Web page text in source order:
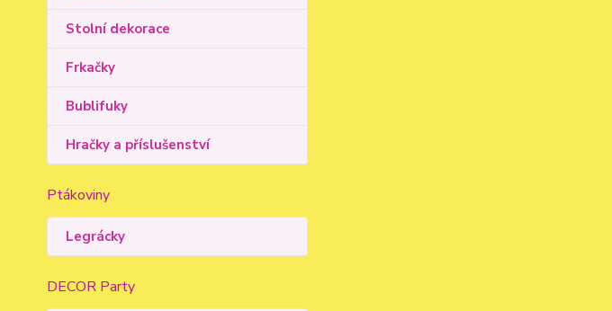
Stolní dekorace
Frkačky
Bublifuky
Hračky a příslušenství
Ptákoviny
Legrácky
DECOR Party